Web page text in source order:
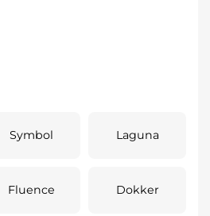
Symbol Laguna
Fluence Dokker